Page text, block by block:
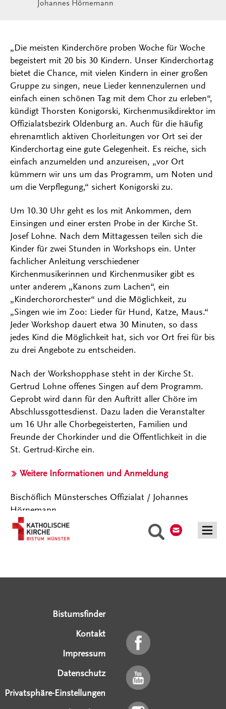
Suche
Johannes Hörnemann
„Die meisten Kinderchöre proben Woche für Woche
begeistert mit 20 bis 30 Kindern. Unser Kinderchortag
bietet die Chance, mit vielen Kindern in einer großen
Gruppe zu singen, neue Lieder kennenzulernen und
einfach einen schönen Tag mit dem Chor zu erleben“,
kündigt Thorsten Konigorski, Kirchenmusikdirektor im
Offizialatsbezirk Oldenburg an. Auch für die häufig
ehrenamtlich aktiven Chorleitungen vor Ort sei der
Kinderchortag eine gute Gelegenheit. Es reiche, sich
einfach anzumelden und anzureisen, „vor Ort
kümmern wir uns um das Programm, um Noten und
um die Verpflegung,“ sichert Konigorski zu.
Um 10.30 Uhr geht es los mit Ankommen, dem
Einsingen und einer ersten Probe in der Kirche St.
Josef Lohne. Nach dem Mittagessen teilen sich die
Kinder für zwei Stunden in Workshops ein. Unter
fachlicher Anleitung verschiedener
Kirchenmusikerinnen und Kirchenmusiker gibt es
unter anderem „Kanons zum Lachen“, ein
„Kinderchororchester“ und die Möglichkeit, zu
„Singen wie im Zoo: Lieder für Hund, Katze, Maus.“
Jeder Workshop dauert etwa 30 Minuten, so dass
jedes Kind die Möglichkeit hat, sich vor Ort frei für bis
zu drei Angebote zu entscheiden.
Nach der Workshopphase steht in der Kirche St.
Gertrud Lohne offenes Singen auf dem Programm.
Geprobt wird dann für den Auftritt aller Chöre im
Abschlussgottesdienst. Dazu laden die Veranstalter
um 16 Uhr alle Chorbegeisterten, Familien und
Freunde der Chorkinder und die Öffentlichkeit in die
St. Gertrud-Kirche ein.
Weitere Informationen und Anmeldung
Bischöflich Münstersches Offizialat / Johannes
Hörnemann
Bistumsfinder
Kontakt
Impressum
Datenschutz
Privatsphäre-Einstellungen